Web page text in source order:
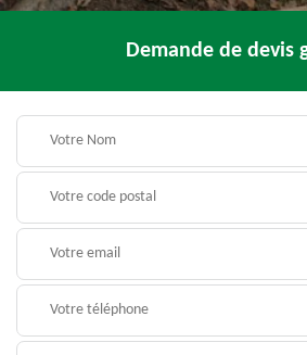
Demande de devis